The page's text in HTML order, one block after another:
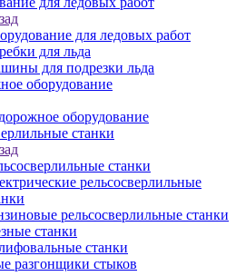
для ледовых работ
для льда
для подрезки льда
оборудование
оборудование
станки
станки
рельсосверлильные
рельсосверлильные станки
станки
станки
разгонщики стыков